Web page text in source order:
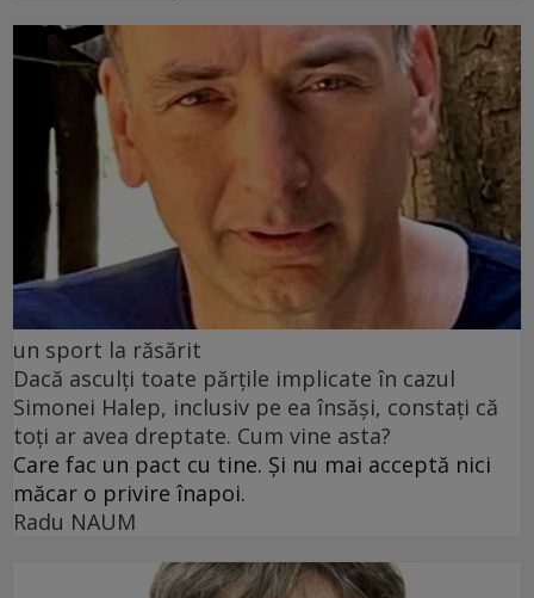
un sport la răsărit
Dacă asculți toate părțile implicate în cazul
Simonei Halep, inclusiv pe ea însăși, constați că
toți ar avea dreptate. Cum vine asta?
Care fac un pact cu tine. Și nu mai acceptă nici
măcar o privire înapoi.
Radu NAUM